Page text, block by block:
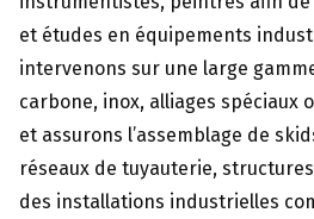
et études en équipements
intervenons sur une large
carbone, inox, alliages spéciaux
et assurons l’assemblage de
réseaux de tuyauterie,
des installations industrielles